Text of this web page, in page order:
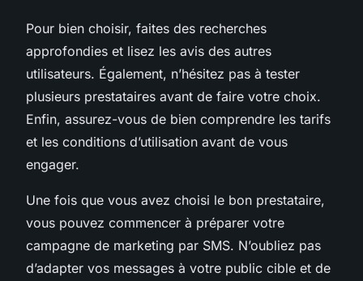
Pour bien choisir, faites des recherches
approfondies et lisez les avis des autres
utilisateurs. Également, n’hésitez pas à tester
plusieurs prestataires avant de faire votre choix.
Enfin, assurez-vous de bien comprendre les tarifs
et les conditions d’utilisation avant de vous
engager.
Une fois que vous avez choisi le bon prestataire,
vous pouvez commencer à préparer votre
campagne de marketing par SMS. N’oubliez pas
d’adapter vos messages à votre public cible et de